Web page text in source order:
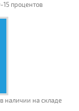
процентов
наличии на складе